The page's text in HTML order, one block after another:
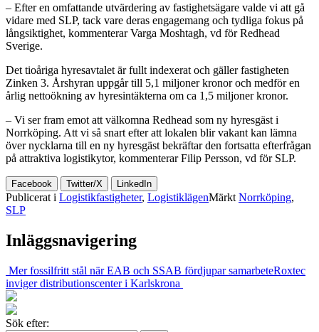
– Efter en omfattande utvärdering av fastighetsägare valde vi att gå
vidare med SLP, tack vare deras engagemang och tydliga fokus på
långsiktighet, kommenterar Varga Moshtagh, vd för Redhead
Sverige.
Det tioåriga hyresavtalet är fullt indexerat och gäller fastigheten
Zinken 3. Årshyran uppgår till 5,1 miljoner kronor och medför en
årlig nettoökning av hyresintäkterna om ca 1,5 miljoner kronor.
– Vi ser fram emot att välkomna Redhead som ny hyresgäst i
Norrköping. Att vi så snart efter att lokalen blir vakant kan lämna
över nycklarna till en ny hyresgäst bekräftar den fortsatta efterfrågan
på attraktiva logistikytor, kommenterar Filip Persson, vd för SLP.
Facebook Twitter/X LinkedIn
Publicerat i Logistikfastigheter, LogistiklägenMärkt Norrköping,
SLP
Inläggsnavigering
Mer fossilfritt stål när EAB och SSAB fördjupar samarbeteRoxtec
inviger distributionscenter i Karlskrona
Sök efter: